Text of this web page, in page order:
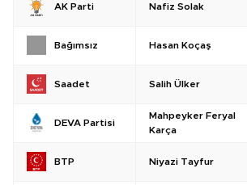
AK Parti Nafiz Solak
Bağımsız Hasan Koçaş
Saadet Salih Ülker
DEVA Partisi
Mahpeyker Feryal
Karça
BTP Niyazi Tayfur